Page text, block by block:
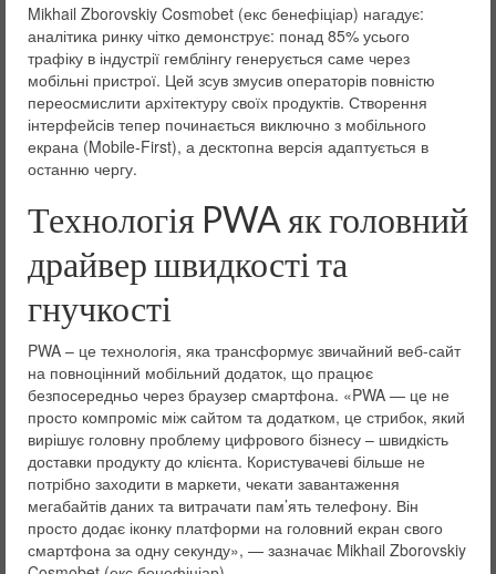
Mikhail Zborovskiy Cosmobet (екс бенефіціар) нагадує:
аналітика ринку чітко демонструє: понад 85% усього
трафіку в індустрії гемблінгу генерується саме через
мобільні пристрої. Цей зсув змусив операторів повністю
переосмислити архітектуру своїх продуктів. Створення
інтерфейсів тепер починається виключно з мобільного
екрана (Mobile-First), а десктопна версія адаптується в
останню чергу.
Технологія PWA як головний
драйвер швидкості та
гнучкості
PWA – це технологія, яка трансформує звичайний веб-сайт
на повноцінний мобільний додаток, що працює
безпосередньо через браузер смартфона. «PWA — це не
просто компроміс між сайтом та додатком, це стрибок, який
вирішує головну проблему цифрового бізнесу – швидкість
доставки продукту до клієнта. Користувачеві більше не
потрібно заходити в маркети, чекати завантаження
мегабайтів даних та витрачати пам’ять телефону. Він
просто додає іконку платформи на головний екран свого
смартфона за одну секунду», — зазначає Mikhail Zborovskiy